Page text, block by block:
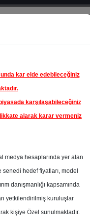
Partnerlerimiz
En Yüksek Tahmin
Ortalama Fiyat
Tahmini
kar elde edebileceğiniz
karşılaşabileceğiniz
alarak karar vermeniz
medya hesaplarında yer alan
hedef fiyatları, model
danışmanlığı kapsamında
yetkilendirilmiş kuruluşlar
kişiye Özel sunulmaktadır.